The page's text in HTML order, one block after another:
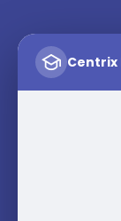
Centrix